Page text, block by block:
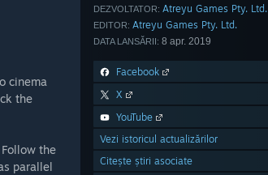
DEZVOLTATOR: Atreyu Games Pty. Ltd.
EDITOR: Atreyu Games Pty. Ltd.
DATA LANSĂRII: 8 apr. 2019
Facebook
X
YouTube
Vezi istoricul actualizărilor
Citește știri asociate
cinema
the
the
parallel